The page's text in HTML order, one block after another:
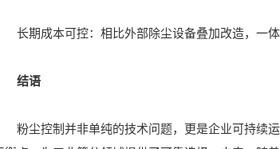
长期成本可控：相比外部除尘设备叠加改造，一体
结语
粉尘控制并非单纯的技术问题，更是企业可持续运